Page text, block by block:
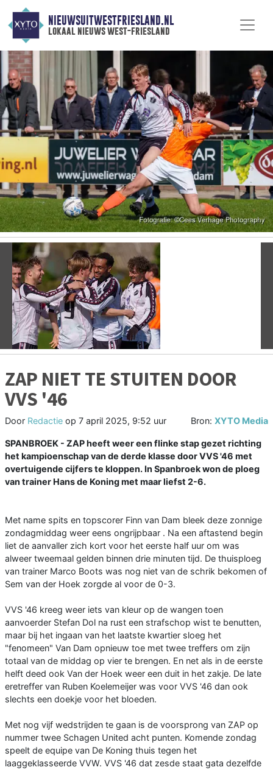
NIEUWSUITWESTFRIESLAND.NL
lokaal nieuws west-friesland
Vorige
ZAP NIET TE STUITEN DOOR
VVS '46
Door Redactie op 7 april 2025, 9:52 uur Bron: XYTO Media
SPANBROEK - ZAP heeft weer een flinke stap gezet richting
het kampioenschap van de derde klasse door VVS '46 met
overtuigende cijfers te kloppen. In Spanbroek won de ploeg
van trainer Hans de Koning met maar liefst 2-6.
Met name spits en topscorer Finn van Dam bleek deze zonnige
zondagmiddag weer eens ongrijpbaar . Na een aftastend begin
liet de aanvaller zich kort voor het eerste half uur om was
alweer tweemaal gelden binnen drie minuten tijd. De thuisploeg
van trainer Marco Boots was nog niet van de schrik bekomen of
Sem van der Hoek zorgde al voor de 0-3.
VVS '46 kreeg weer iets van kleur op de wangen toen
aanvoerder Stefan Dol na rust een strafschop wist te benutten,
maar bij het ingaan van het laatste kwartier sloeg het
"fenomeen" Van Dam opnieuw toe met twee treffers om zijn
totaal van de middag op vier te brengen. En net als in de eerste
helft deed ook Van der Hoek weer een duit in het zakje. De late
eretreffer van Ruben Koelemeijer was voor VVS '46 dan ook
slechts een doekje voor het bloeden.
Met nog vijf wedstrijden te gaan is de voorsprong van ZAP op
nummer twee Schagen United acht punten. Komende zondag
speelt de equipe van De Koning thuis tegen het
laaggeklasseerde VVW. VVS '46 dat zesde staat gata dezelfde